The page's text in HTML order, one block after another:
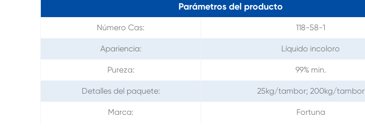
Parámetros del producto
Número Cas: 118-58-1
Apariencia: Líquido incoloro
Pureza: 99% min.
Detalles del paquete: 25kg/tambor; 200kg/tambor
Marca: Fortuna